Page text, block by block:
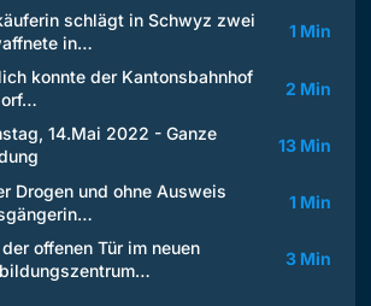
schlägt in Schwyz zwei
in…
1 Min
konnte der Kantonsbahnhof
2 Min
14.Mai 2022 - Ganze
13 Min
Drogen und ohne Ausweis
1 Min
offenen Tür im neuen
3 Min